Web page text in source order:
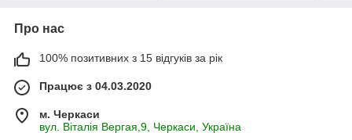
Про нас
100% позитивних з 15 відгуків за рік
Працює з 04.03.2020
м. Черкаси
вул. Віталія Вергая,9, Черкаси, Україна